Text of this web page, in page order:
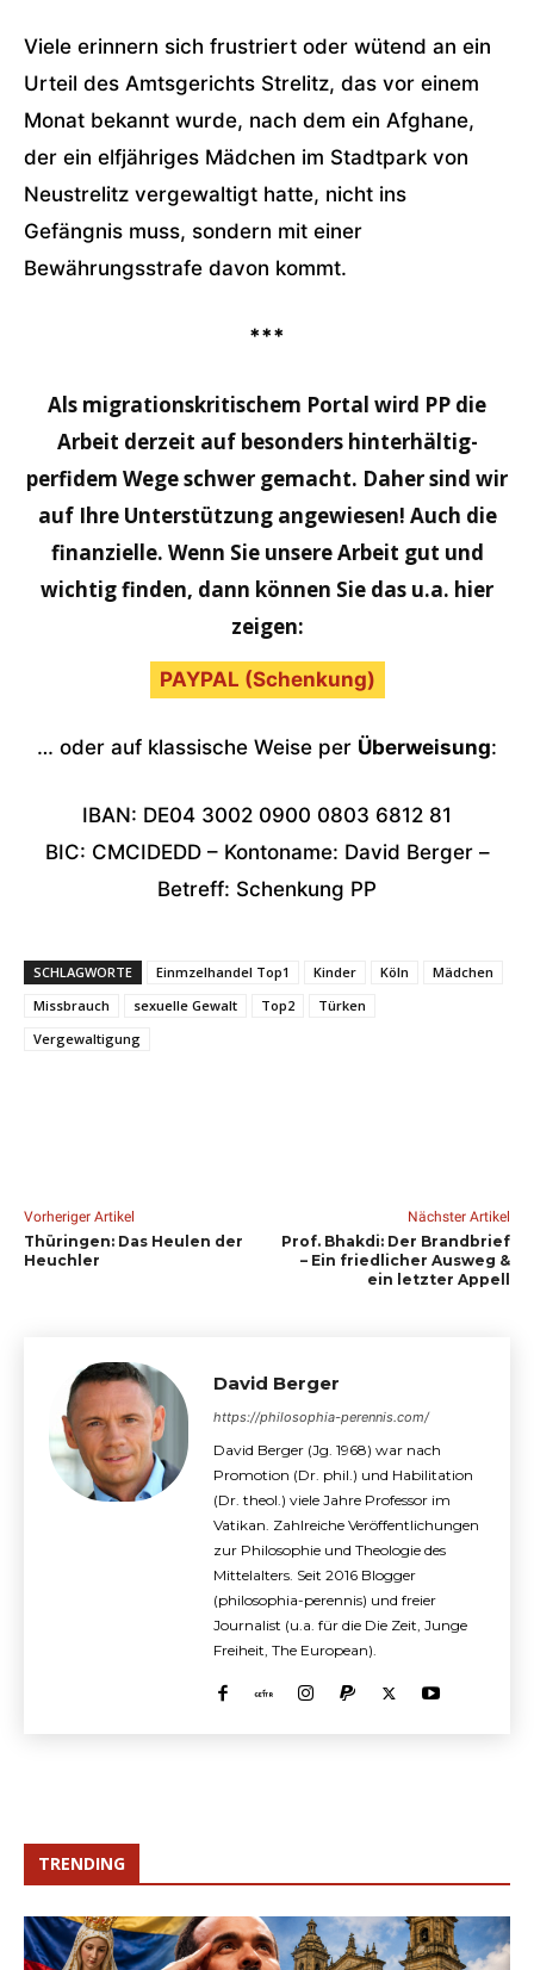
Viele erinnern sich frustriert oder wütend an ein
Urteil des Amtsgerichts Strelitz, das vor einem
Monat bekannt wurde, nach dem ein Afghane,
der ein elfjähriges Mädchen im Stadtpark von
Neustrelitz vergewaltigt hatte, nicht ins
Gefängnis muss, sondern mit einer
Bewährungsstrafe davon kommt.
***
Als migrationskritischem Portal wird PP die
Arbeit derzeit auf besonders hinterhältig-
perfidem Wege schwer gemacht. Daher sind wir
auf Ihre Unterstützung angewiesen! Auch die
finanzielle. Wenn Sie unsere Arbeit gut und
wichtig finden, dann können Sie das u.a. hier
zeigen:
PAYPAL (Schenkung)
… oder auf klassische Weise per Überweisung:
IBAN: DE04 3002 0900 0803 6812 81
BIC: CMCIDEDD – Kontoname: David Berger –
Betreff: Schenkung PP
SCHLAGWORTE Einmzelhandel Top1 Kinder Köln
Mädchen
Missbrauch
sexuelle Gewalt Top2
Türken
Vergewaltigung
Vorheriger Artikel
Thüringen: Das Heulen der
Heuchler
Nächster Artikel
Prof. Bhakdi: Der Brandbrief
– Ein friedlicher Ausweg &
ein letzter Appell
David Berger
https://philosophia-perennis.com/
David Berger (Jg. 1968) war nach
Promotion (Dr. phil.) und Habilitation
(Dr. theol.) viele Jahre Professor im
Vatikan. Zahlreiche Veröffentlichungen
zur Philosophie und Theologie des
Mittelalters. Seit 2016 Blogger
(philosophia-perennis) und freier
Journalist (u.a. für die Die Zeit, Junge
Freiheit, The European).
TRENDING